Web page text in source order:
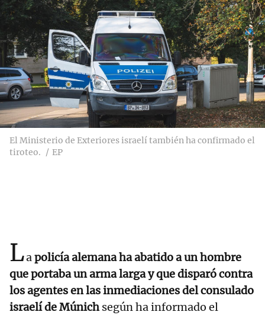
El Ministerio de Exteriores israelí también ha confirmado el
tiroteo.
EP
Lapolicía alemana ha abatido a un hombre
que portaba un arma larga y que disparó contra
los agentes en las inmediaciones del consulado
israelí de Múnich según ha informado el